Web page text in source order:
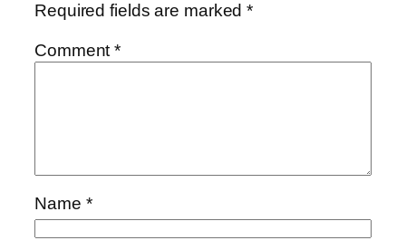
Required fields are marked*
Comment*
Name *